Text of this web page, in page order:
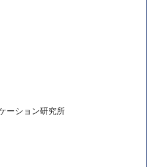
ーション研究所